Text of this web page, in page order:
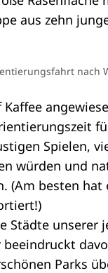
nach
Spielen,
würden und
(Am besten
Städte unserer
Parks